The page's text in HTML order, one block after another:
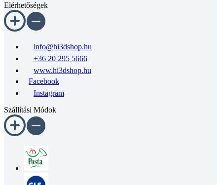
Elérhetőségek
info@hi3dshop.hu
+36 20 295 5666
www.hi3dshop.hu
Facebook
Instagram
Szállítási Módok